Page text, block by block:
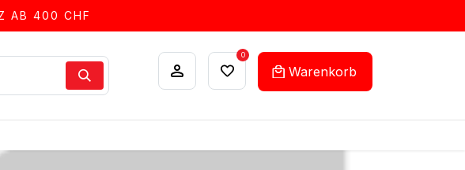
AB 400 CHF
0
Warenkorb